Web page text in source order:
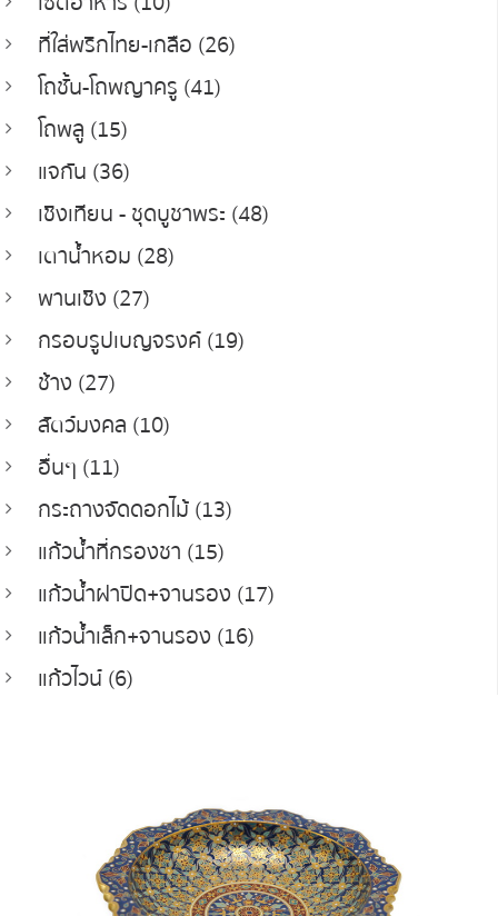
ที่ใส่พริกไทย-เกลือ (26)
โถชั้น-โถพญาครู (41)
โถพลู (15)
แจกัน (36)
เชิงเทียน - ชุดบูชาพระ (48)
เตาน้ำหอม (28)
พานเชิง (27)
กรอบรูปเบญจรงค์ (19)
ช้าง (27)
สัตว์มงคล (10)
อื่นๆ (11)
กระถางจัดดอกไม้ (13)
แก้วน้ำที่กรองชา (15)
แก้วน้ำฝาปิด+จานรอง (17)
แก้วน้ำเล็ก+จานรอง (16)
แก้วไวน์ (6)